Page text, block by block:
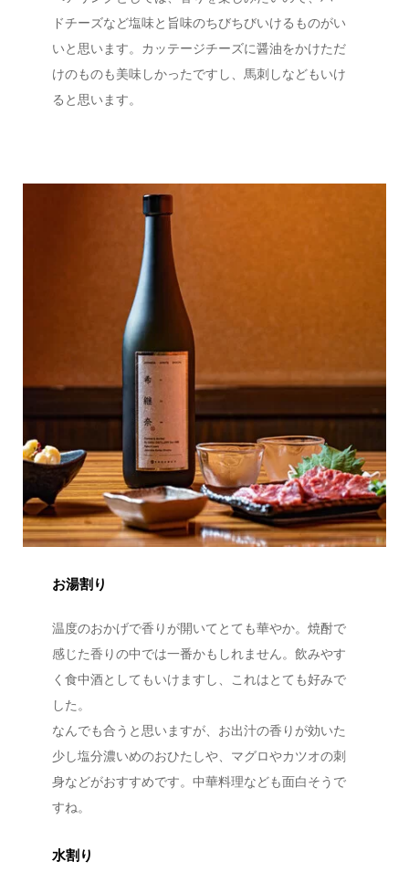
ドチーズなど塩味と旨味のちびちびいけるものがい
いと思います。カッテージチーズに醤油をかけただ
けのものも美味しかったですし、馬刺しなどもいけ
ると思います。
お湯割り
温度のおかげで香りが開いてとても華やか。焼酎で
感じた香りの中では一番かもしれません。飲みやす
く食中酒としてもいけますし、これはとても好みで
した。
なんでも合うと思いますが、お出汁の香りが効いた
少し塩分濃いめのおひたしや、マグロやカツオの刺
身などがおすすめです。中華料理なども面白そうで
すね。
水割り